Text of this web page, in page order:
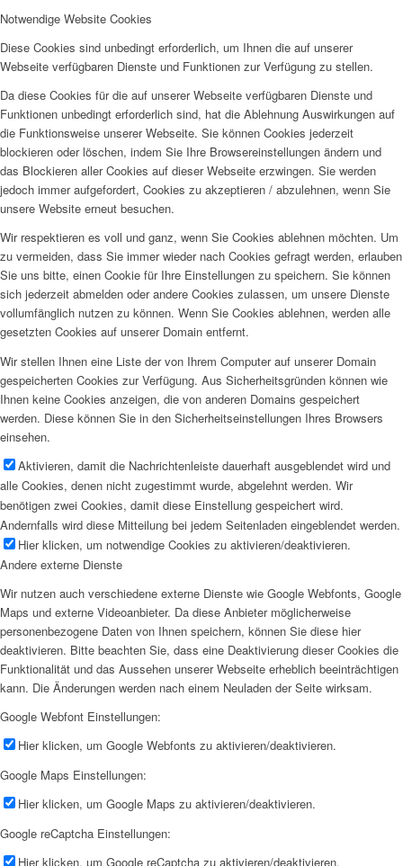
Notwendige Website Cookies
Diese Cookies sind unbedingt erforderlich, um Ihnen die auf unserer
Webseite verfügbaren Dienste und Funktionen zur Verfügung zu stellen.
Da diese Cookies für die auf unserer Webseite verfügbaren Dienste und
Funktionen unbedingt erforderlich sind, hat die Ablehnung Auswirkungen auf
die Funktionsweise unserer Webseite. Sie können Cookies jederzeit
blockieren oder löschen, indem Sie Ihre Browsereinstellungen ändern und
das Blockieren aller Cookies auf dieser Webseite erzwingen. Sie werden
jedoch immer aufgefordert, Cookies zu akzeptieren / abzulehnen, wenn Sie
unsere Website erneut besuchen.
Wir respektieren es voll und ganz, wenn Sie Cookies ablehnen möchten. Um
zu vermeiden, dass Sie immer wieder nach Cookies gefragt werden, erlauben
Sie uns bitte, einen Cookie für Ihre Einstellungen zu speichern. Sie können
sich jederzeit abmelden oder andere Cookies zulassen, um unsere Dienste
vollumfänglich nutzen zu können. Wenn Sie Cookies ablehnen, werden alle
gesetzten Cookies auf unserer Domain entfernt.
Wir stellen Ihnen eine Liste der von Ihrem Computer auf unserer Domain
gespeicherten Cookies zur Verfügung. Aus Sicherheitsgründen können wie
Ihnen keine Cookies anzeigen, die von anderen Domains gespeichert
werden. Diese können Sie in den Sicherheitseinstellungen Ihres Browsers
einsehen.
Aktivieren, damit die Nachrichtenleiste dauerhaft ausgeblendet wird und
alle Cookies, denen nicht zugestimmt wurde, abgelehnt werden. Wir
benötigen zwei Cookies, damit diese Einstellung gespeichert wird.
Andernfalls wird diese Mitteilung bei jedem Seitenladen eingeblendet werden.
Hier klicken, um notwendige Cookies zu aktivieren/deaktivieren.
Andere externe Dienste
Wir nutzen auch verschiedene externe Dienste wie Google Webfonts, Google
Maps und externe Videoanbieter. Da diese Anbieter möglicherweise
personenbezogene Daten von Ihnen speichern, können Sie diese hier
deaktivieren. Bitte beachten Sie, dass eine Deaktivierung dieser Cookies die
Funktionalität und das Aussehen unserer Webseite erheblich beeinträchtigen
kann. Die Änderungen werden nach einem Neuladen der Seite wirksam.
Google Webfont Einstellungen:
Hier klicken, um Google Webfonts zu aktivieren/deaktivieren.
Google Maps Einstellungen:
Hier klicken, um Google Maps zu aktivieren/deaktivieren.
Google reCaptcha Einstellungen:
Hier klicken, um Google reCaptcha zu aktivieren/deaktivieren.